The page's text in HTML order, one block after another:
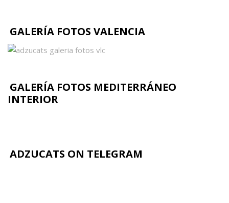
GALERÍA FOTOS VALENCIA
GALERÍA FOTOS MEDITERRÁNEO
INTERIOR
ADZUCATS ON TELEGRAM